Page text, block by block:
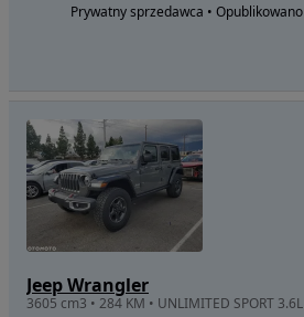
Prywatny sprzedawca • Opublikowano
Jeep Wrangler